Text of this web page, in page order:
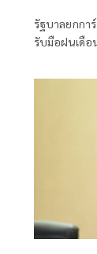
รัฐบาลยกกา
รับมือฝนเดือ